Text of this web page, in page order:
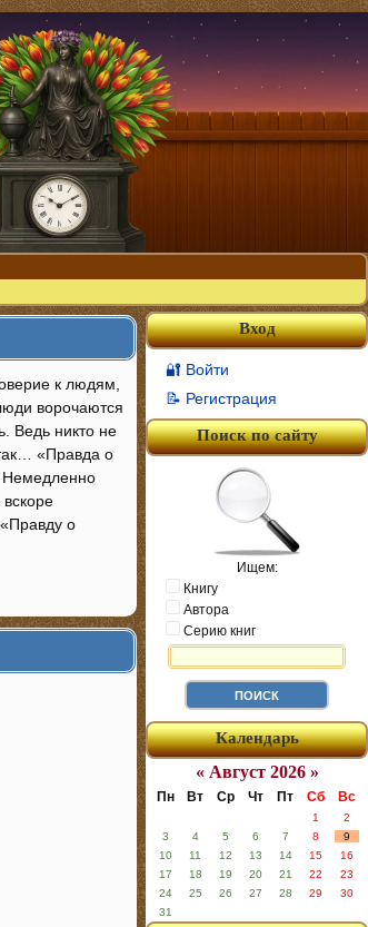
к людям,
ворочаются
Ведь никто не
«Правда о
Немедленно
о
Вход
🔐 Войти
📝 Регистрация
Поиск по сайту
Ищем:
Книгу
Автора
Серию книг
Календарь
« Август 2026 »
Пн Вт Ср Чт Пт Сб Вс
1
2
3
4 5 6 7 8
9
10
11 12 13 14 15
16
17
18 19 20 21 22
23
24
25 26 27 28 29
30
31